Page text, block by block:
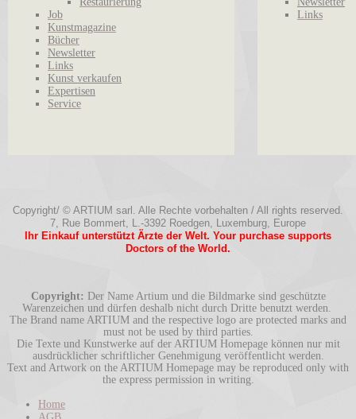
Job
Kunstmagazine
Bücher
Newsletter
Links
Kunst verkaufen
Expertisen
Service
Links
Copyright/ © ARTIUM sarl. Alle Rechte vorbehalten / All rights reserved.
7, Rue Bommert, L.-3392 Roedgen, Luxemburg, Europe
Ihr Einkauf unterstützt Ärzte der Welt. Your purchase supports
Doctors of the World.
Copyright: Der Name Artium und die Bildmarke sind geschützte
Warenzeichen und dürfen deshalb nicht durch Dritte benutzt werden.
The Brand name ARTIUM and the respective logo are protected marks and
must not be used by third parties.
Die Texte und Kunstwerke auf der ARTIUM Homepage können nur mit
ausdrücklicher schriftlicher Genehmigung veröffentlicht werden.
Text and Artwork on the ARTIUM Homepage may be reproduced only with
the express permission in writing.
Home